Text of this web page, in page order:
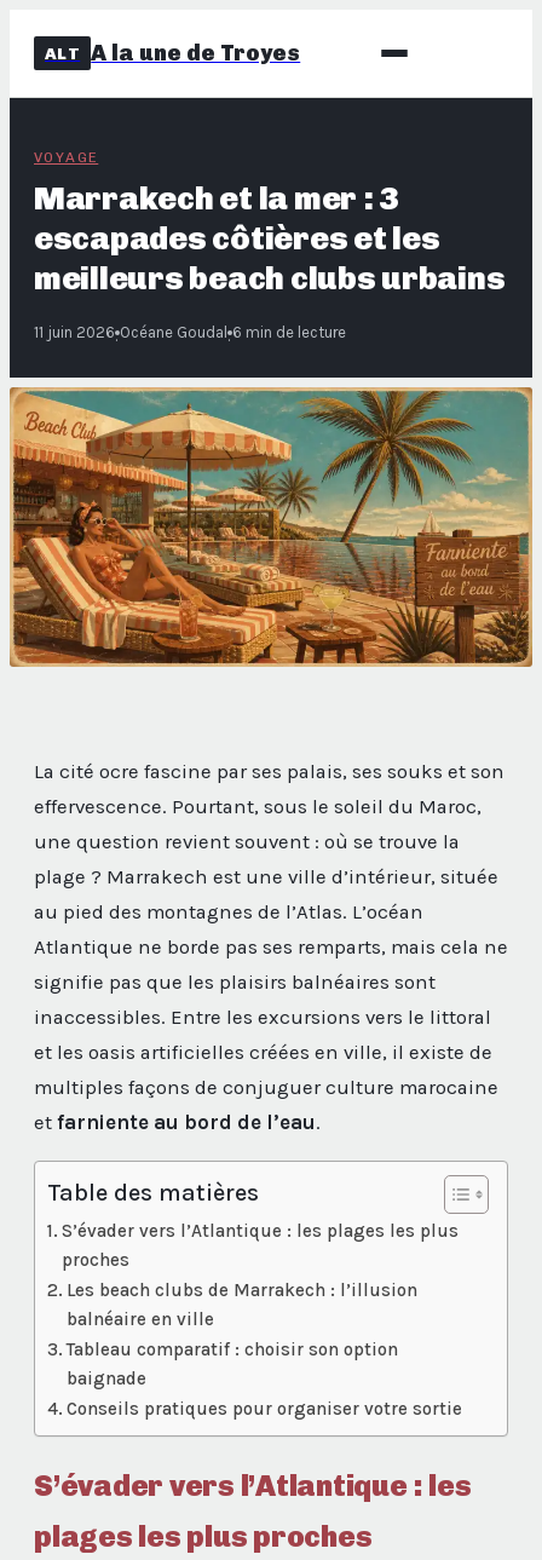
ALT A la une de Troyes
VOYAGE
Marrakech et la mer : 3
escapades côtières et les
meilleurs beach clubs urbains
11 juin 2026· Océane Goudal · 6 min de lecture
La cité ocre fascine par ses palais, ses souks et son
effervescence. Pourtant, sous le soleil du Maroc,
une question revient souvent : où se trouve la
plage ? Marrakech est une ville d’intérieur, située
au pied des montagnes de l’Atlas. L’océan
Atlantique ne borde pas ses remparts, mais cela ne
signifie pas que les plaisirs balnéaires sont
inaccessibles. Entre les excursions vers le littoral
et les oasis artificielles créées en ville, il existe de
multiples façons de conjuguer culture marocaine
et farniente au bord de l’eau.
Table des matières
S’évader vers l’Atlantique : les plages les plus
proches
Les beach clubs de Marrakech : l’illusion
balnéaire en ville
Tableau comparatif : choisir son option
baignade
Conseils pratiques pour organiser votre sortie
S’évader vers l’Atlantique : les
plages les plus proches